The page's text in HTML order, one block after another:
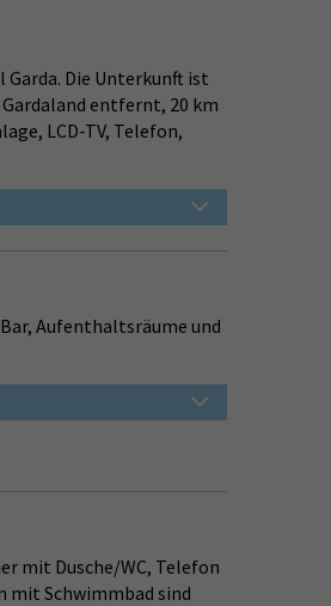
Garda. Die Unterkunft ist
entfernt, 20 km
LCD-TV, Telefon,
Aufenthaltsräume und
mit Dusche/WC, Telefon
mit Schwimmbad sind